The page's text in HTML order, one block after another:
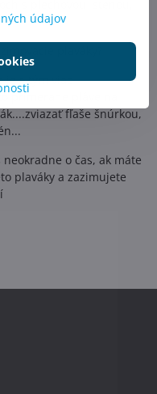
plaváky?
je s tým viac
primerane pláve na
fľaše šnúrkou,
o čas, ak máte
plaváky a zazimujete
údajov